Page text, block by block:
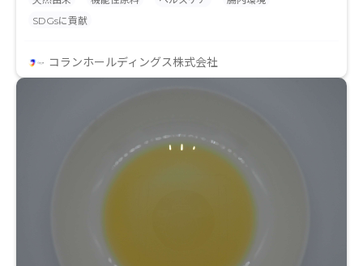
SDGsに貢献
コランホールディングス株式会社